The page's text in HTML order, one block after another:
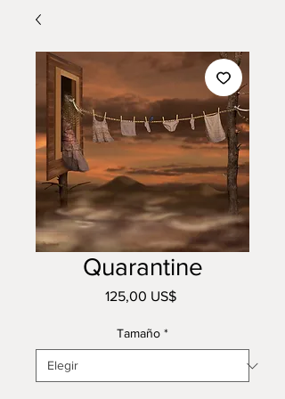
Quarantine
125,00 US$Precio
Tamaño *